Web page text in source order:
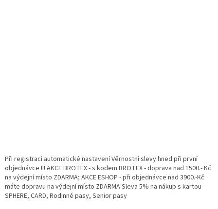
Při registraci automatické nastavení Věrnostní slevy hned při první
objednávce !!! AKCE BROTEX - s kodem BROTEX - doprava nad 1500.- Kč
na výdejní místo ZDARMA; AKCE ESHOP - při objednávce nad 3900.-Kč
máte dopravu na výdejní místo ZDARMA Sleva 5% na nákup s kartou
SPHERE, CARD, Rodinné pasy, Senior pasy